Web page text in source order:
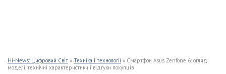
Hi-News: Цифровий Світ » Техніка і технології » Смартфон Asus Zenfone 6: огляд
моделі, технічні характеристики і відгуки покупців